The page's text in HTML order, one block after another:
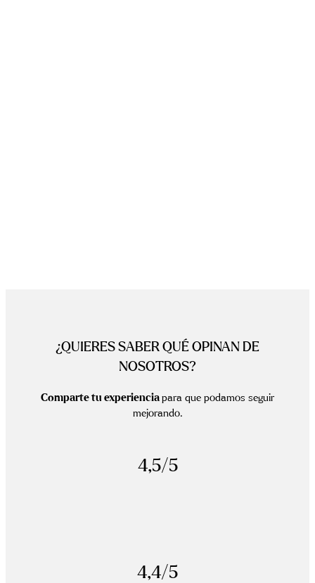
¿QUIERES SABER QUÉ OPINAN DE
NOSOTROS?
Comparte tu experiencia para que podamos seguir
mejorando.
4,5/5
4,4/5